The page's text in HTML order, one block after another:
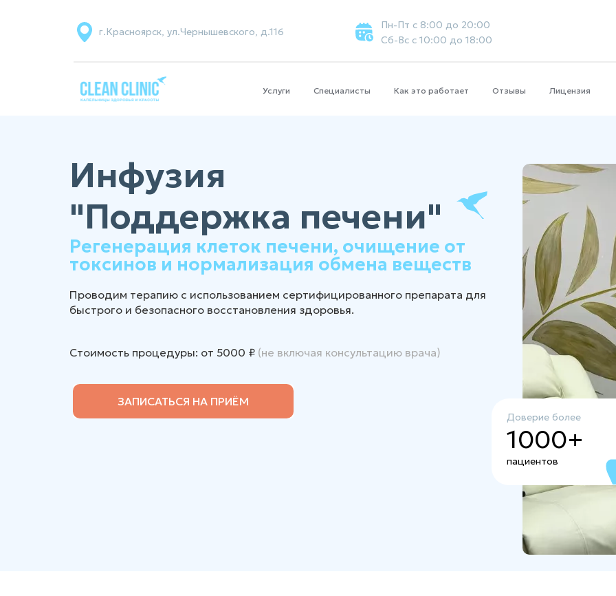
г.Красноярск, ул.Чернышевского, д.116
Пн-Пт с 8:00 до 20:00
Сб-Вс с 10:00 до 18:00
Услуги Специалисты Как это работает Отзывы Лицензия
Доверие более
1000+
пациентов
Инфузия
"Поддержка печени"
Регенерация клеток печени, очищение от
токсинов и нормализация обмена веществ
Проводим терапию с использованием сертифицированного препарата для
быстрого и безопасного восстановления здоровья.
Стоимость процедуры: от 5000 ₽(не включая консультацию врача)
ЗАПИСАТЬСЯ НА ПРИЁМ